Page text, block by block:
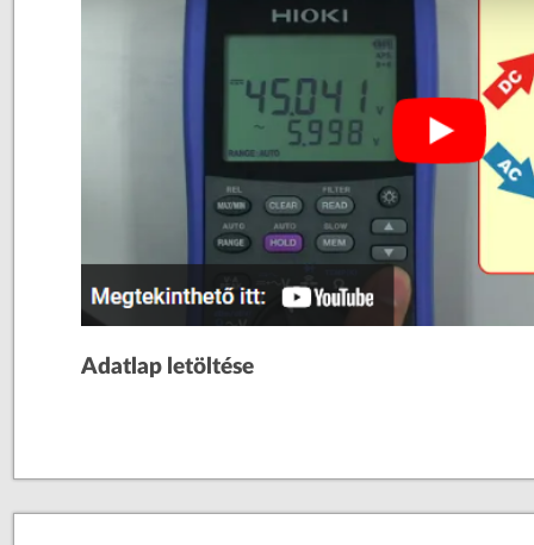
Adatlap letöltése